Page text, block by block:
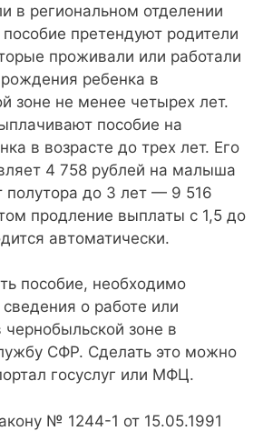
в региональном отделении
претендуют родители
проживали или работали
ребенка в
зоне не менее четырех лет.
пособие на
в возрасте до трех лет. Его
4 758 рублей на малыша
полутора до 3 лет — 9 516
продление выплаты с 1,5 до
автоматически.
пособие, необходимо
о работе или
зоне в
СФР. Сделать это можно
госуслуг или МФЦ.
№ 1244-1 от 15.05.1991